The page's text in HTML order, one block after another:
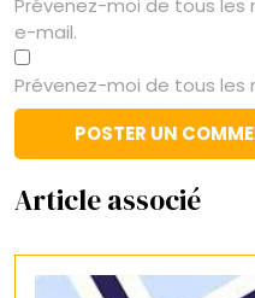
Prévenez-moi de tous
e-mail.
Prévenez-moi de tous les
Article associé